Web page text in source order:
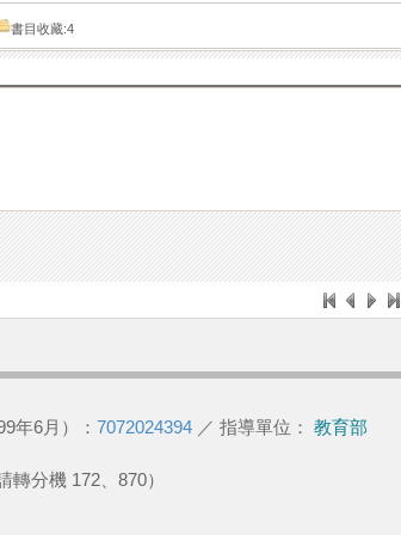
書目收藏:4
年6月）： 7072024394 ／ 指導單位： 教育部
分機 172、870）